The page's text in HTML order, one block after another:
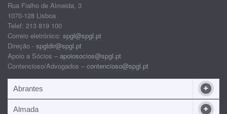
Rua Fialho de Almeida, 3
1070-128 Lisboa
Telef: 213 819 100
Correio eletrónico: spgl@spgl.pt
Direção - spgldir@spgl.pt
Apoio a Sócios – apoiosocios@spgl.pt
Contencioso/Advogados – contencioso@spgl.pt
Abrantes
Almada